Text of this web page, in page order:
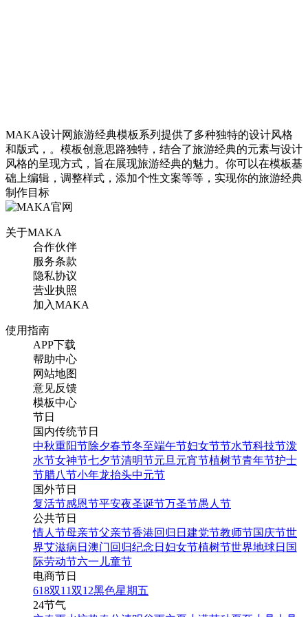
私人包团定制旅游/公司团
队家庭高端定制旅游
找相似
翻页H5
时尚复古拉杆箱电商详情
找相似
宝贝详情
MAKA设计网旅游经典模板系列提供了多种独特的设计风格
和版式，。模板创意思路独特，结合了旅游经典的元素与设计
风格的呈现方式，旨在展现旅游经典的魅力。你可以在模板基
础上编辑，调整样式，添加个性文案等等，实现你的旅游经典
制作目标
关于MAKA
合作伙伴
服务条款
隐私协议
营业执照
加入MAKA
使用指南
APP下载
帮助中心
网站地图
意见反馈
模板中心
节日
国内传统节日
中秋重阳节除夕春节冬至端午节妇女节节水节科技节泼
水节女神节七夕节清明节元旦 元宵节植树节青年节护士
节腊八节小年龙抬头中元节
国外节日
复活节感恩节平安夜圣诞节万圣节愚人节
公共节日
情人节母亲节父亲节香港回归日 建党节教师节国庆节世
界艾滋病日 澳门回归纪念日 妇女节植树节世界地球日 国
际劳动节六一儿童节
电商节日
618双11双12黑色星期五
24节气